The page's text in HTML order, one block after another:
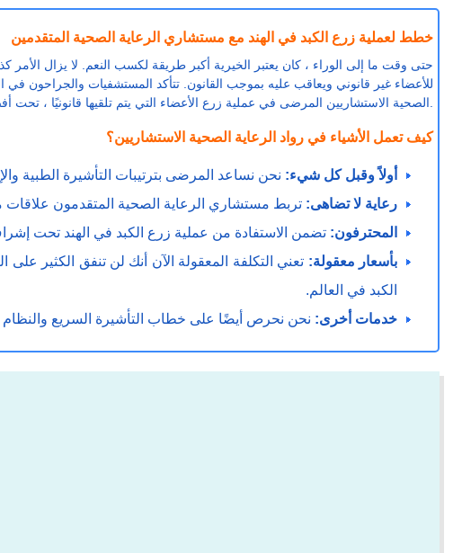
خطط لعملية زرع الكبد في الهند مع مستشاري الرعاية الصحية المتقدمين
حتى وقت ما إلى الوراء ، كان يعتبر الخيرية أكبر طريقة لكسب النعم. لا يزال الأمر
للأعضاء غير قانوني ويعاقب عليه بموجب القانون. تتأكد المستشفيات والجراحون في
كيف تعمل الأشياء في رواد الرعاية الصحية الاستشاريين؟
أولاً وقبل كل شيء: نحن نساعد المرضى بترتيبات التأشيرة الطبية
رعاية لا تضاهى: تربط مستشاري الرعاية الصحية المتقدمون
المحترفون: تضمن الاستفادة من عملية زرع الكبد في الهند تحت
بأسعار معقولة: تعني التكلفة المعقولة الآن أنك لن تنفق الكثير
الكبد في العالم.
خدمات أخرى: نحن نحرص أيضًا على خطاب التأشيرة السريع والنظام